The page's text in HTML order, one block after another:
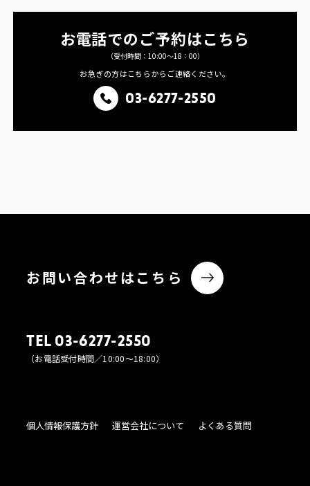
お電話でのご予約はこちら
（受付時間：10:00〜18：00）
お急ぎの方はこちらからご連絡ください。
03-6277-2550
お問い合わせはこちら
TEL 03-6277-2550
（お電話受付時間／10:00〜18:00）
個人情報保護方針 運営会社について よくある質問